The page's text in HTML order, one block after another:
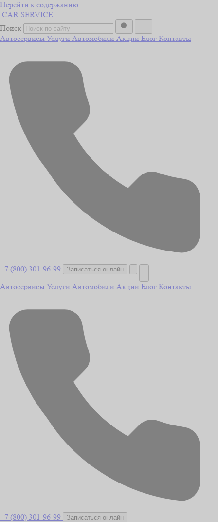
Перейти к содержанию
CAR SERVICE
Поиск
Автосервисы Услуги Автомобили Акции Блог Контакты
+7 (800) 301-96-99 Записаться онлайн
Автосервисы Услуги Автомобили Акции Блог Контакты
+7 (800) 301-96-99 Записаться онлайн